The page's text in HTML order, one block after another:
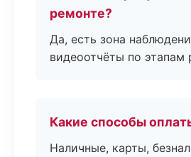
ремонте?
Да, есть зона
видеоотчёты по этапам
Какие способы
Наличные, карты,